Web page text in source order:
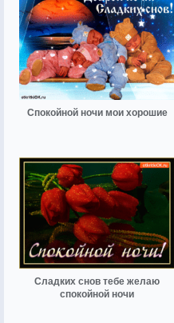
Спокойной ночи мои хорошие
Сладких снов тебе желаю
спокойной ночи